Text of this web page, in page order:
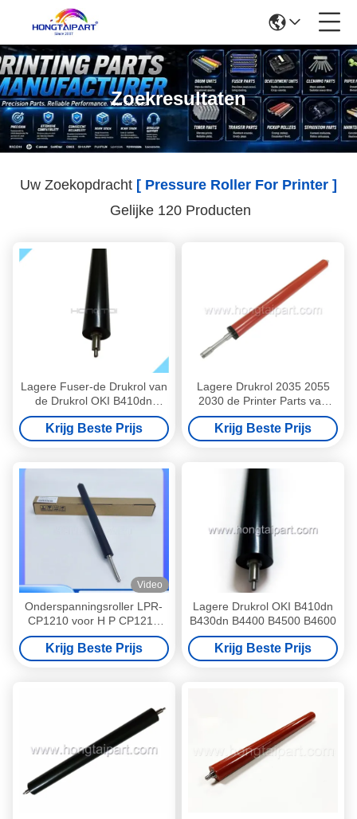
Zoekresultaten
Uw Zoekopdracht [ Pressure Roller For Printer ]
Gelijke 120 Producten
Lagere Fuser-de Drukrol van
de Drukrol OKI B410dn
B430dn B4400 B4500 voor
Printer
Krijg Beste Prijs
Lagere Drukrol 2035 2055
2030 de Printer Parts van
M400 M401
Krijg Beste Prijs
Video
Onderspanningsroller LPR-
CP1210 voor H P CP1215
CP1515 CP1518 CP1525
CM1312 CM1415
Drukkeronderspanningsrol
Krijg Beste Prijs
Lagere Drukrol OKI B410dn
B430dn B4400 B4500 B4600
Krijg Beste Prijs